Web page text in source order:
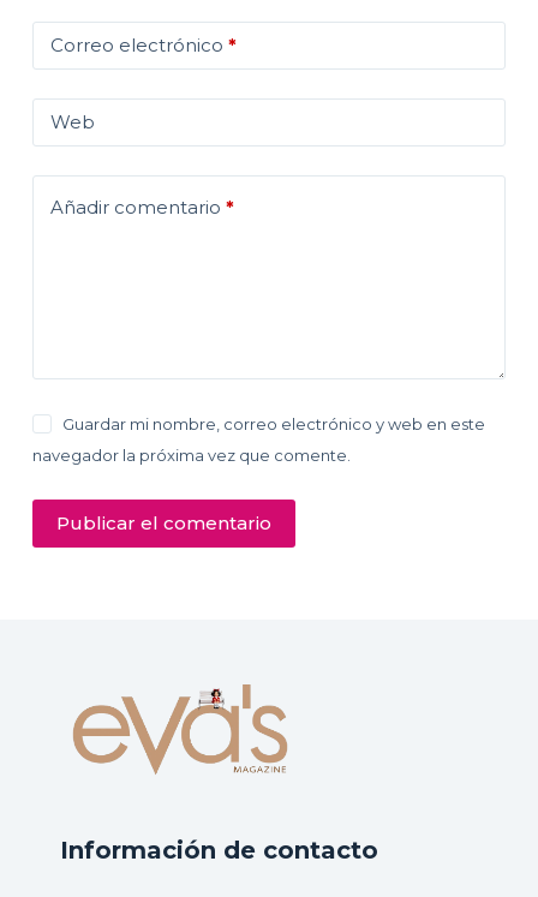
Correo electrónico *
Web
Añadir comentario *
Guardar mi nombre, correo electrónico y web en este
navegador la próxima vez que comente.
Publicar el comentario
Información de contacto